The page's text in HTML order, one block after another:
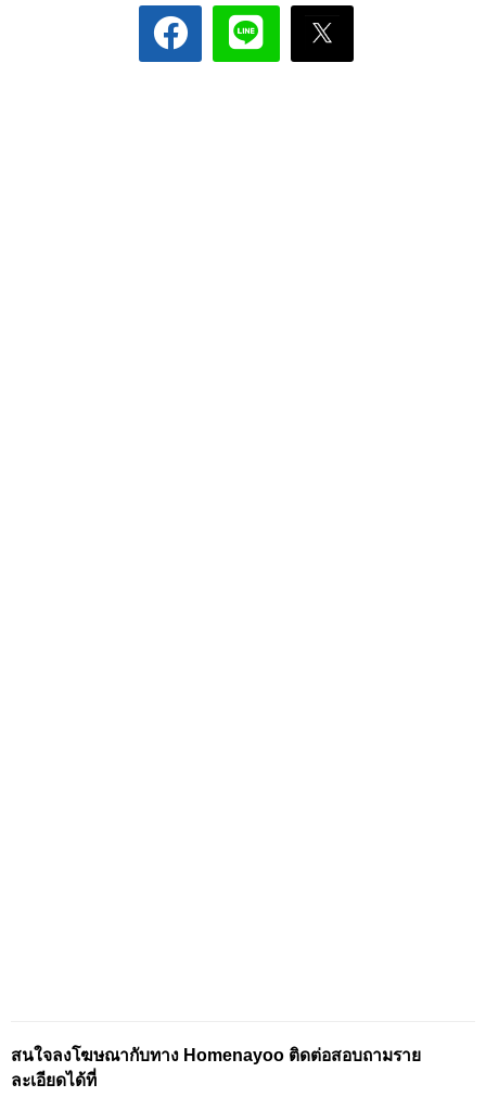
สนใจลงโฆษณากับทาง Homenayoo ติดต่อสอบถามราย
ละเอียดได้ที่